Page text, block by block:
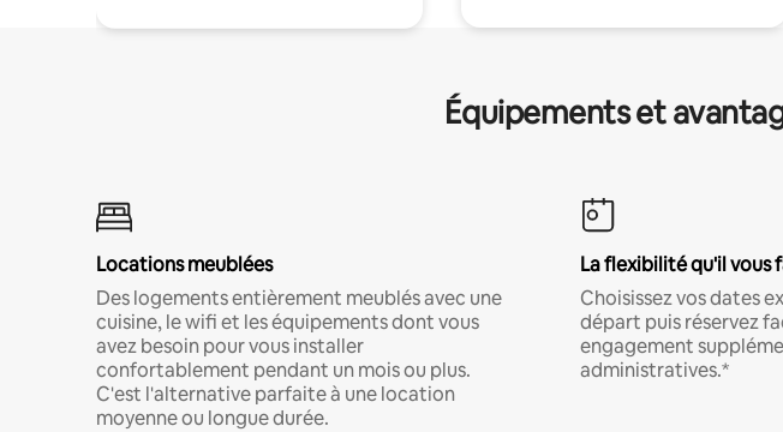
Équipements et
Locations meublées
Des logements entièrement meublés avec une
cuisine, le wifi et les équipements dont vous
avez besoin pour vous installer
confortablement pendant un mois ou plus.
C'est l'alternative parfaite à une location
moyenne ou longue durée.
La flexibilité qu'il vous
Choisissez vos dates
départ puis réservez
engagement
administratives.*